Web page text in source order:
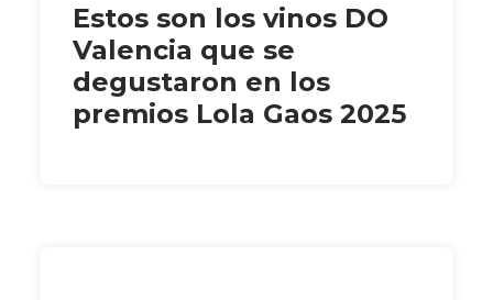
Estos son los vinos DO
Valencia que se
degustaron en los
premios Lola Gaos 2025